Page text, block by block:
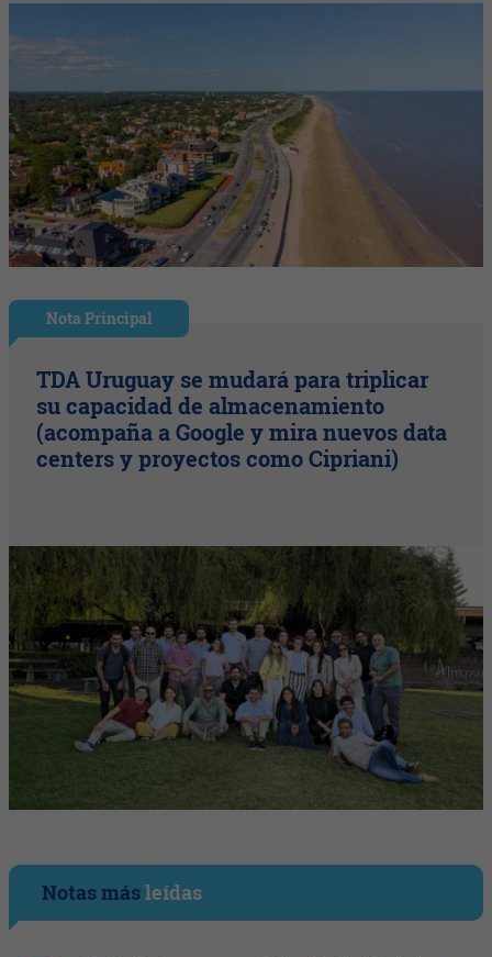
Nota Principal
TDA Uruguay se mudará para triplicar
su capacidad de almacenamiento
(acompaña a Google y mira nuevos data
centers y proyectos como Cipriani)
Notas másleídas